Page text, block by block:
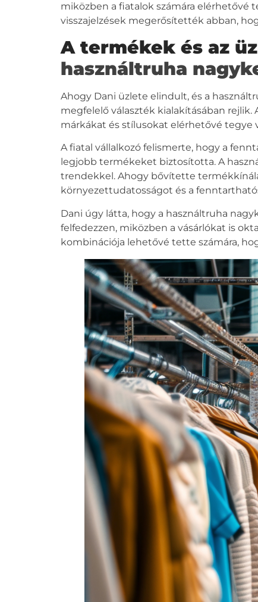
miközben a fiatalok számára elérhetővé
visszajelzések megerősítették abban,
A termékek és az
használtruha
Ahogy Dani üzlete elindult, és a
megfelelő választék kialakításában rejlik.
márkákat és stílusokat elérhetővé tegye
A fiatal vállalkozó felismerte, hogy a
legjobb termékeket biztosította. A
trendekkel. Ahogy bővítette
környezettudatosságot és a
Dani úgy látta, hogy a használtruha
felfedezzen, miközben a vásárlókat is
kombinációja lehetővé tette számára,